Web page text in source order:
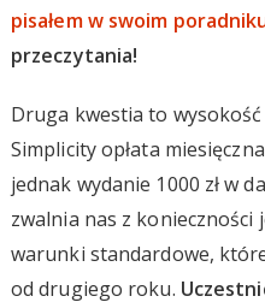
pisałem w swoim
przeczytania!
Druga kwestia to
Simplicity opłata
jednak wydanie 1000 zł w
zwalnia nas z konieczności
warunki standardowe,
od drugiego roku.